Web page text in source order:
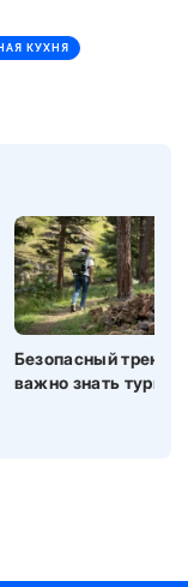
КУХНЯ
Безопасный
важно знать